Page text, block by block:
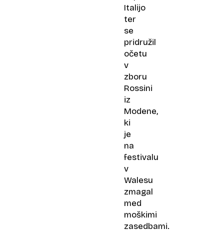
Italijo
ter
se
pridružil
očetu
v
zboru
Rossini
iz
Modene,
ki
je
na
festivalu
v
Walesu
zmagal
med
moškimi
zasedbami.